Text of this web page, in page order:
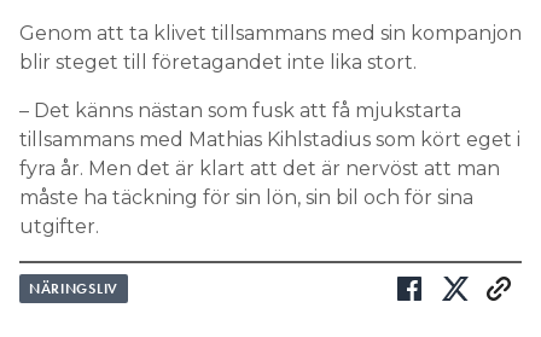
Genom att ta klivet tillsammans med sin kompanjon
blir steget till företagandet inte lika stort.
– Det känns nästan som fusk att få mjukstarta
tillsammans med Mathias Kihlstadius som kört eget i
fyra år. Men det är klart att det är nervöst att man
måste ha täckning för sin lön, sin bil och för sina
utgifter.
NÄRINGSLIV